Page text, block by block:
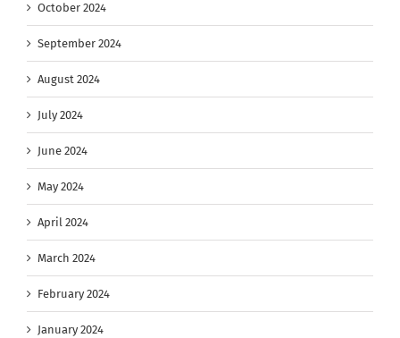
October 2024
September 2024
August 2024
July 2024
June 2024
May 2024
April 2024
March 2024
February 2024
January 2024